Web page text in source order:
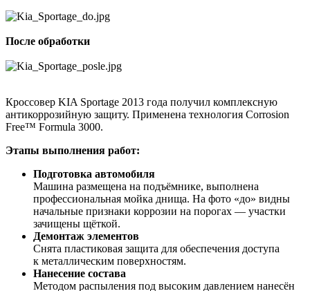
После обработки
Кроссовер KIA Sportage 2013 года получил комплексную
антикоррозийную защиту. Применена технология Corrosion
Free™ Formula 3000.
Этапы выполнения работ:
Подготовка автомобиля
Машина размещена на подъёмнике, выполнена
профессиональная мойка днища. На фото «до» видны
начальные признаки коррозии на порогах — участки
зачищены щёткой.
Демонтаж элементов
Снята пластиковая защита для обеспечения доступа
к металлическим поверхностям.
Нанесение состава
Методом распыления под высоким давлением нанесён